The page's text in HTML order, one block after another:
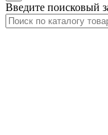
Введите поисковый